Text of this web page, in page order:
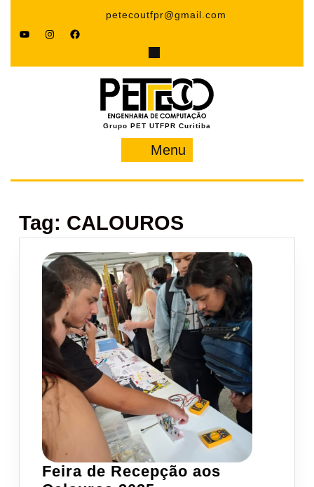
petecoutfpr@gmail.com
YouTubeInstagramFacebook
Grupo PET UTFPR Curitiba
Menu
Tag: CALOUROS
Feira de Recepção aos